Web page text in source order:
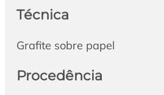
Técnica
Grafite sobre papel
Procedência